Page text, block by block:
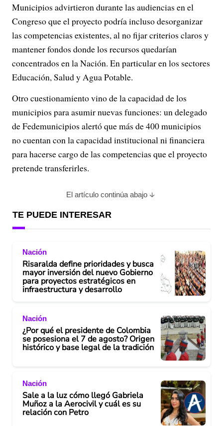
Municipios advirtieron durante las audiencias en el
Congreso que el proyecto podría incluso desorganizar
las competencias existentes, al no fijar criterios claros y
mantener fondos donde los recursos quedarían
concentrados en la Nación. En particular en los sectores
Educación, Salud y Agua Potable.
Otro cuestionamiento vino de la capacidad de los
municipios para asumir nuevas funciones: un delegado
de Fedemunicipios alertó que más de 400 municipios
no cuentan con la capacidad institucional ni financiera
para hacerse cargo de las competencias que el proyecto
pretende transferirles.
El artículo continúa abajo
TE PUEDE INTERESAR
Nación
Risaralda define prioridades y busca
mayor inversión del nuevo Gobierno
para proyectos estratégicos en
infraestructura y desarrollo
Nación
¿Por qué el presidente de Colombia
se posesiona el 7 de agosto? Origen
histórico y base legal de la tradición
Nación
Sale a la luz cómo llegó Gabriela
Muñoz a la Aerocivil y cuál es su
relación con Petro